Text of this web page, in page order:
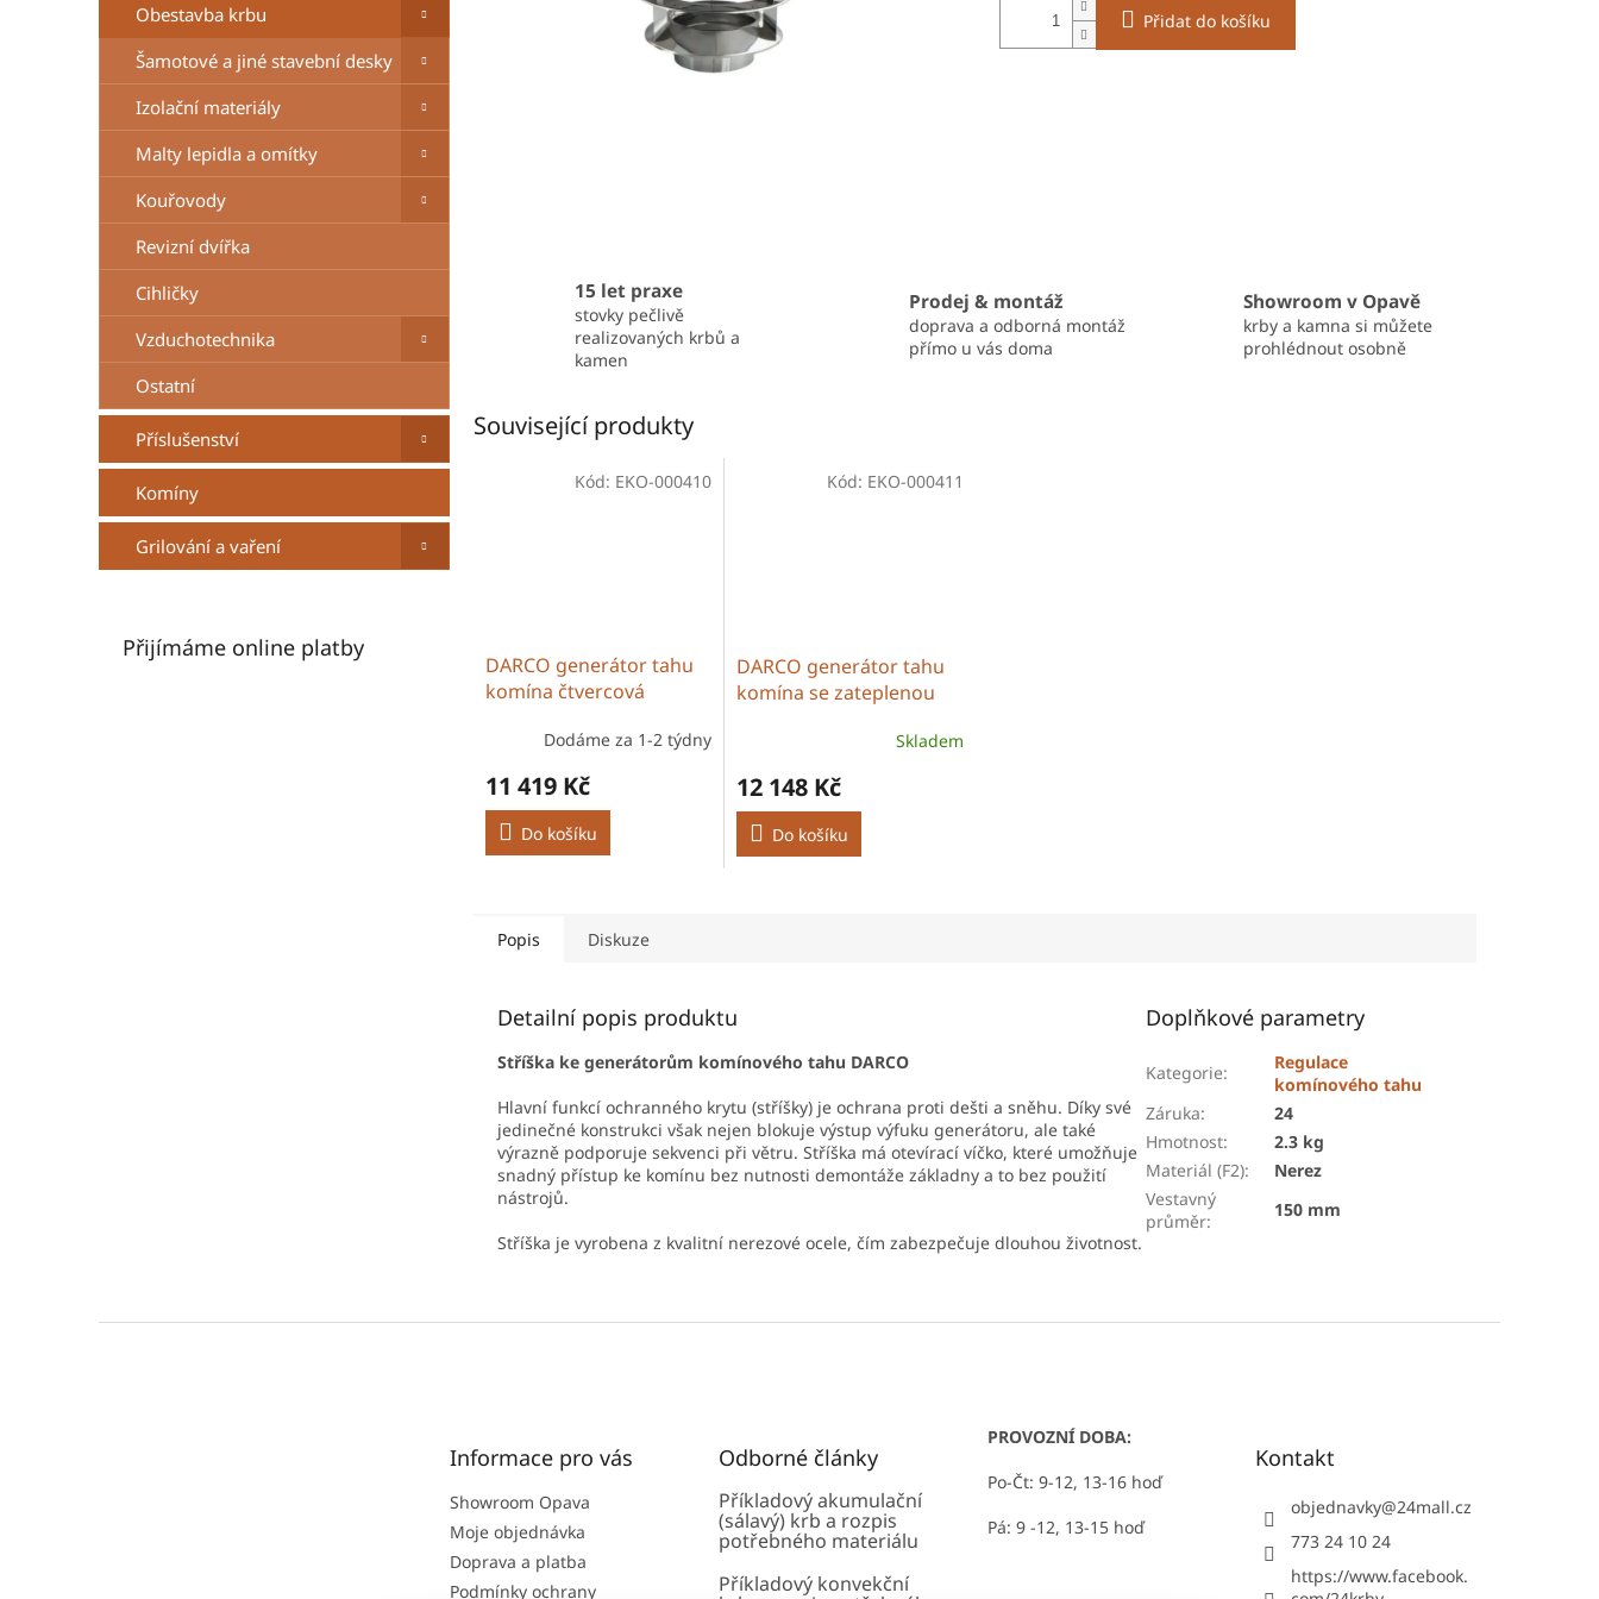
e
Obestavba krbu
Šamotové a jiné stavební desky
Izolační materiály
Malty lepidla a omítky
Kouřovody
Revizní dvířka
Cihličky
Vzduchotechnika
Ostatní
Příslušenství
Komíny
Grilování a vaření
Přijímáme online platby
Přidat do košíku
15 let praxe
stovky pečlivě
realizovaných krbů a
kamen
Prodej & montáž
doprava a odborná montáž
přímo u vás doma
Showroom v Opavě
krby a kamna si můžete
prohlédnout osobně
Související produkty
DARCO generátor tahu
komína čtvercová
Dodáme za 1-2 týdny
11 419 Kč
Do košíku
Kód: EKO-000410
DARCO generátor tahu
komína se zateplenou
Skladem
12 148 Kč
Do košíku
Kód: EKO-000411
Popis Diskuze
Detailní popis produktu
Stříška ke generátorům komínového tahu DARCO
Hlavní funkcí ochranného krytu (stříšky) je ochrana proti dešti a sněhu. Díky své
jedinečné konstrukci však nejen blokuje výstup výfuku generátoru, ale také
výrazně podporuje sekvenci při větru. Stříška má otevírací víčko, které umožňuje
snadný přístup ke komínu bez nutnosti demontáže základny a to bez použití
nástrojů.
Stříška je vyrobena z kvalitní nerezové ocele, čím zabezpečuje dlouhou životnost.
Doplňkové parametry
Kategorie:
Regulace
komínového tahu
Záruka:
24
Hmotnost:
2.3 kg
Materiál (F2):
Nerez
Vestavný
průměr:
150 mm
Informace pro vás
Showroom Opava
Moje objednávka
Doprava a platba
Podmínky ochrany
Odborné články
Příkladový akumulační
(sálavý) krb a rozpis
potřebného materiálu
Příkladový konvekční
PROVOZNÍ DOBA:
Po-Čt: 9-12, 13-16 hoď
Pá: 9 -12, 13-15 hoď
Kontakt
objednavky@24mall.cz
773 24 10 24
https://www.facebook.